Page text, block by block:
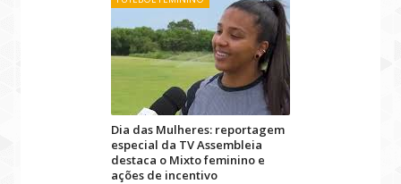
Dia das Mulheres: reportagem
especial da TV Assembleia
destaca o Mixto feminino e
ações de incentivo